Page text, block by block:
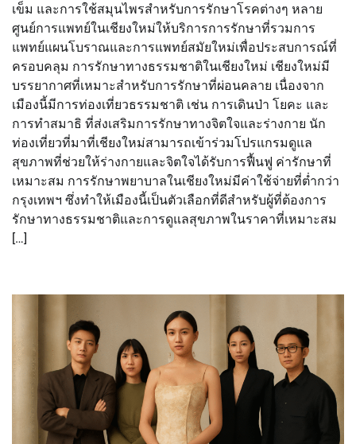
เข็ม และการใช้สมุนไพรสำหรับการรักษาโรคต่างๆ หลาย
ศูนย์การแพทย์ในเชียงใหม่ให้บริการการรักษาที่รวมการ
แพทย์แผนโบราณและการแพทย์สมัยใหม่เพื่อประสบการณ์ที่
ครอบคลุม การรักษาทางธรรมชาติในเชียงใหม่ เชียงใหม่มี
บรรยากาศที่เหมาะสำหรับการรักษาที่ผ่อนคลาย เนื่องจาก
เมืองนี้มีการท่องเที่ยวธรรมชาติ เช่น การเดินป่า โยคะ และ
การทำสมาธิ ที่ส่งเสริมการรักษาทางจิตใจและร่างกาย นัก
ท่องเที่ยวที่มาที่เชียงใหม่สามารถเข้าร่วมโปรแกรมดูแล
สุขภาพที่ช่วยให้ร่างกายและจิตใจได้รับการฟื้นฟู ค่ารักษาที่
เหมาะสม การรักษาพยาบาลในเชียงใหม่มีค่าใช้จ่ายที่ต่ำกว่า
กรุงเทพฯ ซึ่งทำให้เมืองนี้เป็นตัวเลือกที่ดีสำหรับผู้ที่ต้องการ
รักษาทางธรรมชาติและการดูแลสุขภาพในราคาที่เหมาะสม
[…]